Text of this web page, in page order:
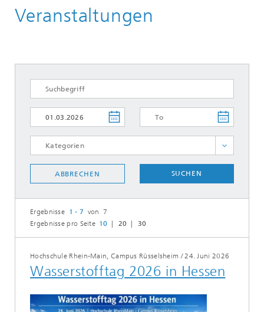
Veranstaltungen
ALLE AUSWÄHLEN
ABBRECHEN SUCHEN
Ergebnisse 1 - 7 von 7
Ergebnisse pro Seite 10 20 30
Hochschule Rhein-Main, Campus Rüsselsheim /24. Juni 2026
Wasserstofftag 2026 in Hessen